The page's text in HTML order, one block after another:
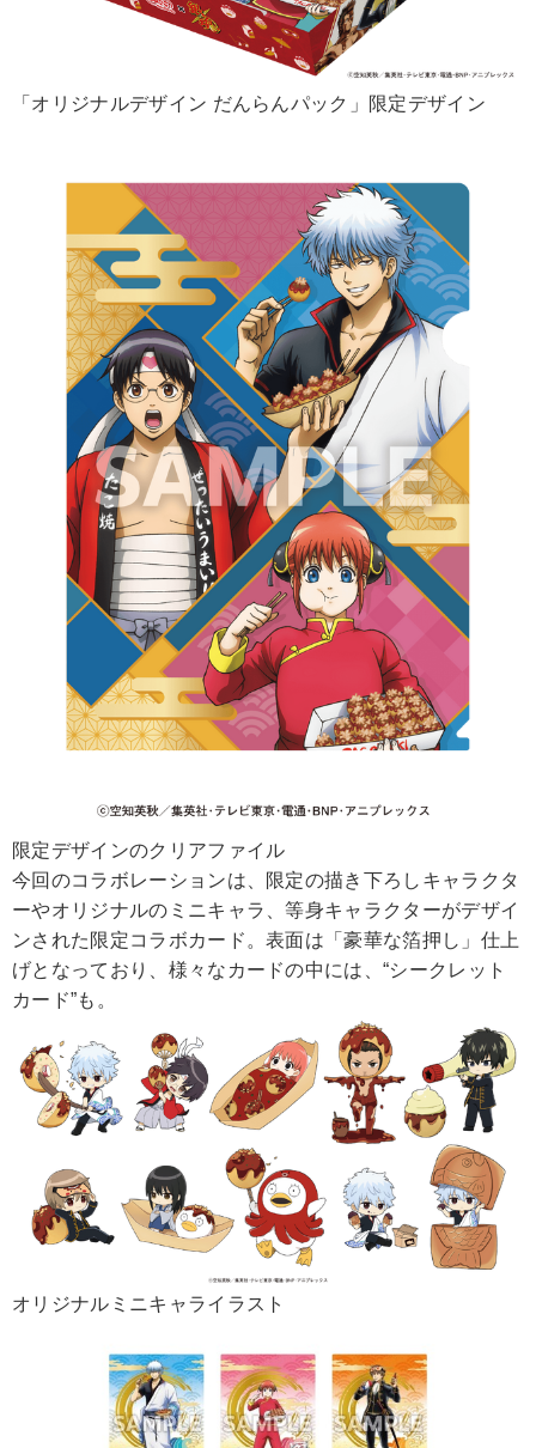
「オリジナルデザイン だんらんパック」限定デザイン
限定デザインのクリアファイル
今回のコラボレーションは、限定の描き下ろしキャラクタ
ーやオリジナルのミニキャラ、等身キャラクターがデザイ
ンされた限定コラボカード。表面は「豪華な箔押し」仕上
げとなっており、様々なカードの中には、“シークレット
カード”も。
オリジナルミニキャライラスト